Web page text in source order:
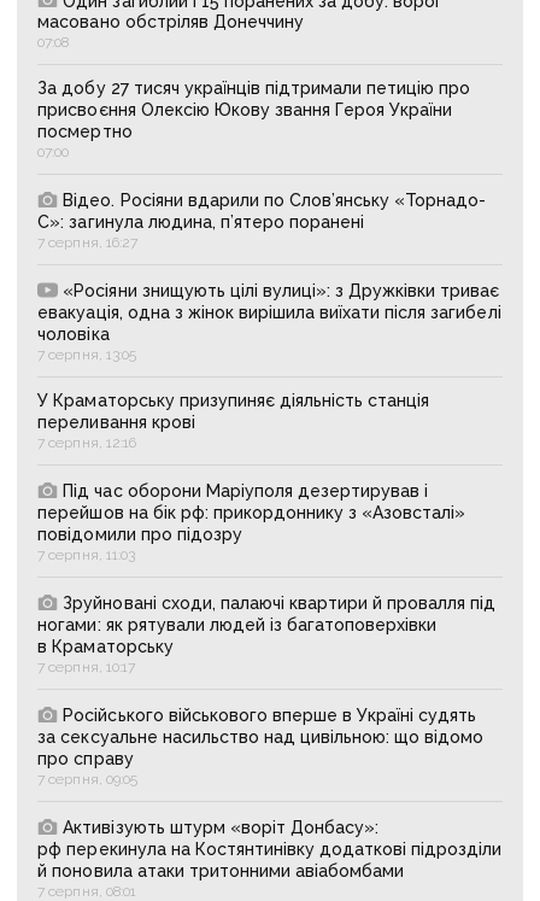
масовано обстріляв Донеччину
07:08
За добу 27 тисяч українців підтримали петицію про
присвоєння Олексію Юкову звання Героя України
посмертно
07:00
Відео. Росіяни вдарили по Слов’янську «Торнадо-
С»: загинула людина, п’ятеро поранені
7 серпня, 16:27
«Росіяни знищують цілі вулиці»: з Дружківки триває
евакуація, одна з жінок вирішила виїхати після загибелі
чоловіка
7 серпня, 13:05
У Краматорську призупиняє діяльність станція
переливання крові
7 серпня, 12:16
Під час оборони Маріуполя дезертирував і
перейшов на бік рф: прикордоннику з «Азовсталі»
повідомили про підозру
7 серпня, 11:03
Зруйновані сходи, палаючі квартири й провалля під
ногами: як рятували людей із багатоповерхівки
в Краматорську
7 серпня, 10:17
Російського військового вперше в Україні судять
за сексуальне насильство над цивільною: що відомо
про справу
7 серпня, 09:05
Активізують штурм «воріт Донбасу»:
рф перекинула на Костянтинівку додаткові підрозділи
й поновила атаки тритонними авіабомбами
7 серпня, 08:01